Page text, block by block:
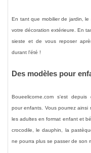
En tant que mobilier de jardin , le
votredécoration extérieure . En
sieste et de vous reposer
durant l'été !
Des modèles pour
Boueelicorne.com s'est
pourenfants . Vous pourrez
lesadultes en format enfant et
crocodile, le dauphin, la
ne pourra plus se passer de son